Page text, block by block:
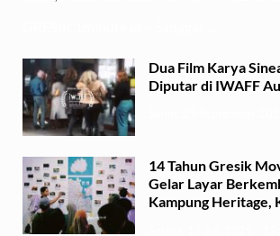
Dua Film Karya
Diputar di IWAFF
14 Tahun Gresik
Gelar Layar
Kampung Heritage,